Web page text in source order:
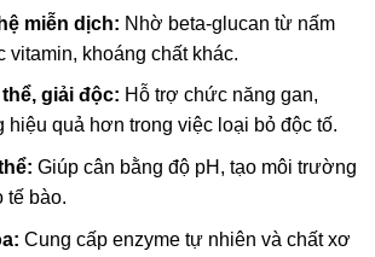
miễn dịch: Nhờ beta-glucan từ nấm
vitamin, khoáng chất khác.
giải độc: Hỗ trợ chức năng gan,
hiệu quả hơn trong việc loại bỏ độc tố.
Giúp cân bằng độ pH, tạo môi trường
tế bào.
Cung cấp enzyme tự nhiên và chất xơ